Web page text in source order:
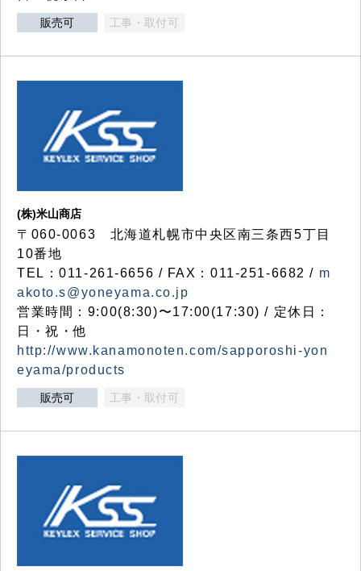
販売可 工事・取付可
(株)米山商店
〒060-0063 北海道札幌市中央区南三条西5丁目
10番地
TEL：011-261-6656 / FAX：011-251-6682 / m
akoto.s@yoneyama.co.jp
営業時間：9:00(8:30)〜17:00(17:30) / 定休日：
日・祝・他
http://www.kanamonoten.com/sapporoshi-yon
eyama/products
販売可 工事・取付可